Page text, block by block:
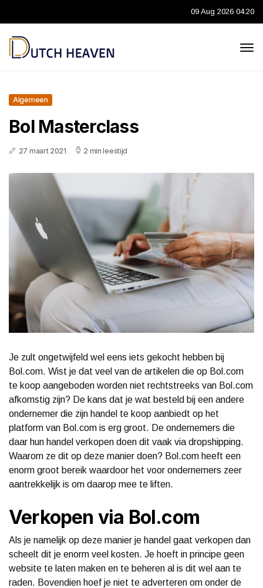
09 Aug 2026 04:20
Algemeen
Bol Masterclass
27 maart 2021 2 min leestijd
Je zult ongetwijfeld wel eens iets gekocht hebben bij
Bol.com. Wist je dat veel van de artikelen die op Bol.com
te koop aangeboden worden niet rechtstreeks van Bol.com
afkomstig zijn? De kans dat je wat besteld bij een andere
ondernemer die zijn handel te koop aanbiedt op het
platform van Bol.com is erg groot. De ondernemers die
daar hun handel verkopen doen dit vaak via dropshipping.
Waarom ze dit op deze manier doen? Bol.com heeft een
enorm groot bereik waardoor het voor ondernemers zeer
aantrekkelijk is om daarop mee te liften.
Verkopen via Bol.com
Als je namelijk op deze manier je handel gaat verkopen dan
scheelt dit je enorm veel kosten. Je hoeft in principe geen
website te laten maken en te beheren al is dit wel aan te
raden. Bovendien hoef je niet te adverteren om onder de